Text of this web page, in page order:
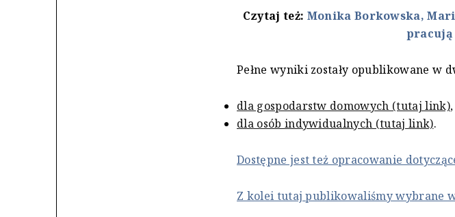
Czytaj też: Monika Borkowska,
pracują
Pełne wyniki zostały opublikowane w
dla gospodarstw domowych (tutaj link),
dla osób indywidualnych (tutaj link).
Dostępne jest też opracowanie
Z kolei tutaj publikowaliśmy wybrane